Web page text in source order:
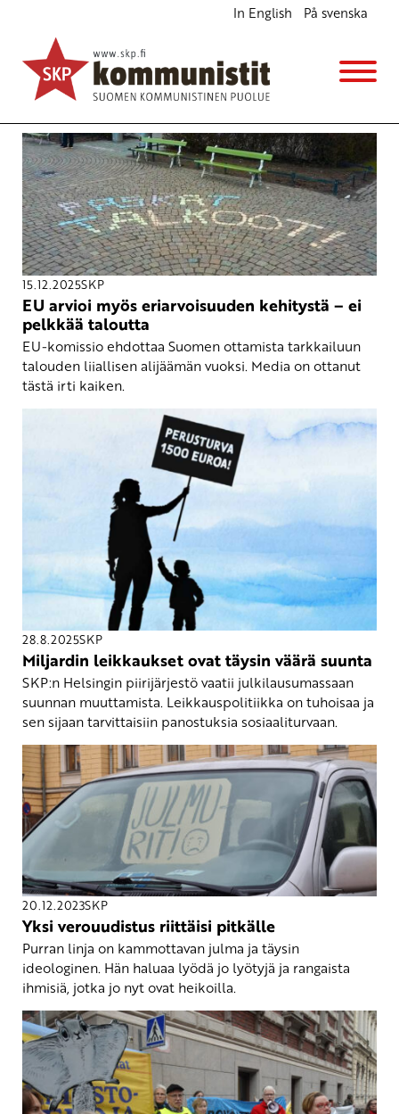
In English På svenska
sosiaaliturva
15.12.2025SKP
EU arvioi myös eriarvoisuuden kehitystä – ei
pelkkää taloutta
EU-komissio ehdottaa Suomen ottamista tarkkailuun
talouden liiallisen alijäämän vuoksi. Media on ottanut
tästä irti kaiken.
28.8.2025SKP
Miljardin leikkaukset ovat täysin väärä suunta
SKP:n Helsingin piirijärjestö vaatii julkilausumassaan
suunnan muuttamista. Leikkauspolitiikka on tuhoisaa ja
sen sijaan tarvittaisiin panostuksia sosiaaliturvaan.
20.12.2023SKP
Yksi verouudistus riittäisi pitkälle
Purran linja on kammottavan julma ja täysin
ideologinen. Hän haluaa lyödä jo lyötyjä ja rangaista
ihmisiä, jotka jo nyt ovat heikoilla.